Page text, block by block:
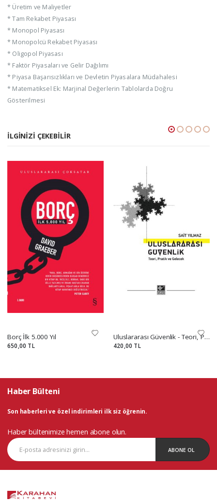
* Üretim ve Maliyetler
* Tam Rekabet Piyasası
* Monopol Piyasası
* Monopolcü Rekabet Piyasası
* Oligopol Piyasası
* Faktör Piyasaları ve Gelir Dağılımı
* Piyasa Başarısızlıkları ve Devletin Piyasalara Müdahalesi
* Matematiksel Ek: Marjinal Değerlerin Tablolarda Doğru
Gösterilmesi
İLGINIZI ÇEKEBILIR
Borç İlk 5.000 Yıl
650,00 TL
Uluslararası Güvenlik - Teori, Pratik ve Gelecek
420,00 TL
Haber Bülteni
Son haberleri ve özel indirimleri ilk siz öğrenin.
Haber bültenimize hemen abone olun.
ABONE OL